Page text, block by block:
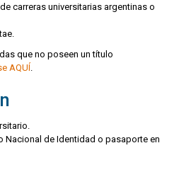
carreras universitarias argentinas o
que no poseen un título
AQUÍ
Nacional de Identidad o pasaporte en